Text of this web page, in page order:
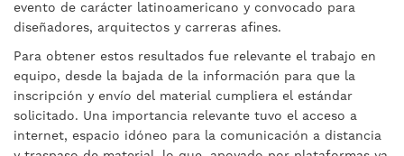
evento de carácter latinoamericano y convocado para
diseñadores, arquitectos y carreras afines.
Para obtener estos resultados fue relevante el trabajo en
equipo, desde la bajada de la información para que la
inscripción y envío del material cumpliera el estándar
solicitado. Una importancia relevante tuvo el acceso a
internet, espacio idóneo para la comunicación a distancia